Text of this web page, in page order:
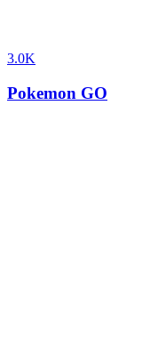
3.0K
Pokemon GO